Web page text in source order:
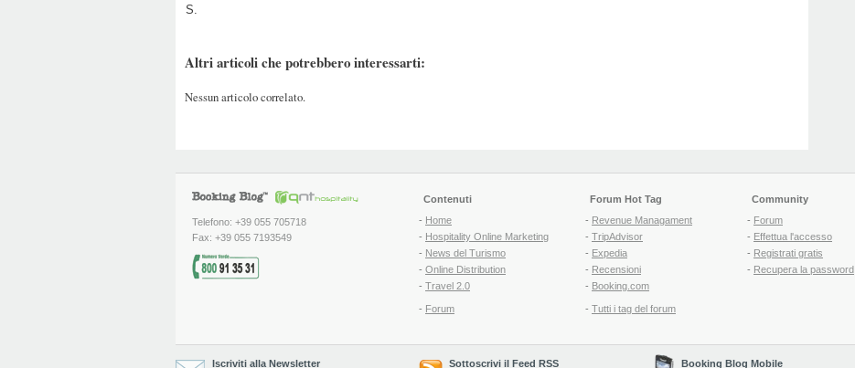
S.
Altri articoli che potrebbero interessarti:
Nessun articolo correlato.
Telefono: +39 055 705718
Fax: +39 055 7193549
Contenuti
- Home
- Hospitality Online Marketing
- News del Turismo
- Online Distribution
- Travel 2.0
- Forum
Forum Hot Tag
- Revenue Managament
- TripAdvisor
- Expedia
- Recensioni
- Booking.com
- Tutti i tag del forum
Community
- Forum
- Effettua l'accesso
- Registrati gratis
- Recupera la password
Iscriviti alla Newsletter
Sottoscrivi il Feed RSS
Booking Blog Mobile